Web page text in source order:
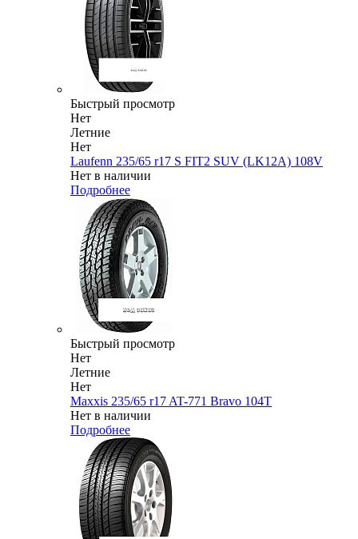
Быстрый просмотр
Нет
Летние
Нет
Laufenn 235/65 r17 S FIT2 SUV (LK12A) 108V
Нет в наличии
Подробнее
Быстрый просмотр
Нет
Летние
Нет
Maxxis 235/65 r17 AT-771 Bravo 104T
Нет в наличии
Подробнее